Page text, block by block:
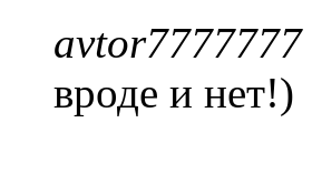
avtor7777777
вроде и нет!)